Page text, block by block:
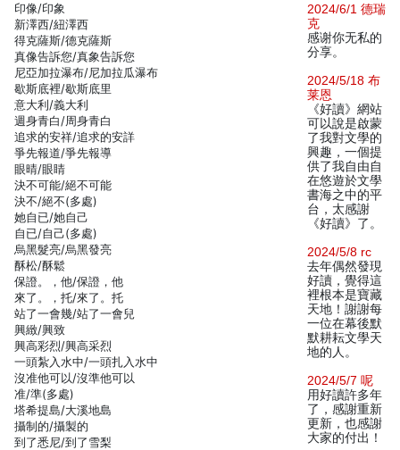
印像/印象
新澤西/紐澤西
得克薩斯/德克薩斯
真像告訴您/真象告訴您
尼亞加拉瀑布/尼加拉瓜瀑布
歇斯底裡/歇斯底里
意大利/義大利
週身青白/周身青白
追求的安祥/追求的安詳
爭先報道/爭先報導
眼晴/眼睛
決不可能/絕不可能
決不/絕不(多處)
她自已/她自己
自已/自己(多處)
烏黑髮亮/烏黑發亮
酥松/酥鬆
保證。，他/保證，他
來了。，托/來了。托
站了一會幾/站了一會兒
興緻/興致
興高彩烈/興高采烈
一頭紮入水中/一頭扎入水中
沒准他可以/沒準他可以
准/準(多處)
塔希提島/大溪地島
攝制的/攝製的
到了悉尼/到了雪梨
2024/6/1 德瑞
克
感谢你无私的
分享。
2024/5/18 布
莱恩
《好讀》網站
可以說是啟蒙
了我對文學的
興趣，一個提
供了我自由自
在悠遊於文學
書海之中的平
台，太感謝
《好讀》了。
2024/5/8 rc
去年偶然發現
好讀，覺得這
裡根本是寶藏
天地！謝謝每
一位在幕後默
默耕耘文學天
地的人。
2024/5/7 呢
用好讀許多年
了，感謝重新
更新，也感謝
大家的付出！